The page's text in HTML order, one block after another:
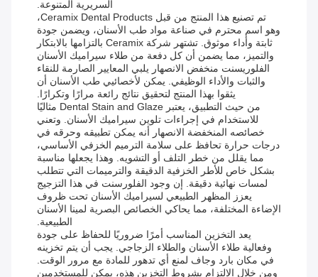
السريرية المتنوعة.
تم تصنيع هذا المنتج من قبل Ceramix Dental Products،
وهو اسم محترم في صناعة مواد طب الأسنان، ويضمن جودة
ثابتة وأداء موثوق. تشتهر شركة Ceramix بالتزامها بالابتكار
والتميز، مما يضمن أن كل دفعة من طلاء سيراميك الأسنان
الفلوريسنت منخفض الانصهار يلبي المعايير الصارمة للنقاء
والثبات والأداء الوظيفي. يمكن لأخصائيي طب الأسنان أن
يثقوا بهذا المنتج لتحقيق نتائج رائعة مرارًا وتكرارًا.
من حيث التطبيق، يعتبر Dental Stain and Glaze مثاليًا
للاستخدام في إجراءات تلوين سيراميك الأسنان. وتعني
خصائصه المنخفضة الانصهار أنه يمكن تطبيقه وحرقه في
درجات حرارة تحافظ على سلامة الترميم الخزفي الأساسي،
مما يقلل من خطر التلف أو التشويه. وهذا يجعلها مناسبة
بشكل خاص للأطر الخزفية الدقيقة والترميمات التي تتطلب
لمسات نهائية دقيقة. إن وجود الفلورسنت في هذا التزجيج
يعزز المظهر الطبيعي لسيراميك الأسنان تحت ظروف
الإضاءة المختلفة، مما يحاكي الخصائص البصرية لمينا الأسنان
الطبيعية.
يعد التخزين المناسب أمرًا ضروريًا للحفاظ على جودة
وفعالية طلاء الأسنان والطلاء الزجاجي. يجب أن يتم تخزينه
في مكان بارد وجاف لمنع أي تدهور للمادة مع مرور الوقت.
ومن خلال الالتزام بشروط التخزين هذه، يمكن للمستخدمين